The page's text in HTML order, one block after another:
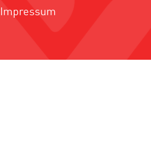
Impressum